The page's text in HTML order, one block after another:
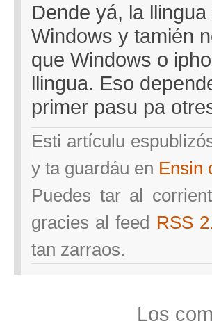
Dende yá, la
Windows y tamién
que Windows o
llingua. Eso
primer pasu pa
Esti artículu
y ta guardáu en Ensin
Puedes tar al
gracies al feed RSS
tan zarraos.
Los